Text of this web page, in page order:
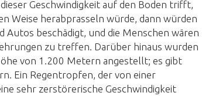
Geschwindigkeit auf den Boden trifft,
Weise herabprasseln würde, dann würden
beschädigt, und die Menschen wären
zu treffen. Darüber hinaus wurden
von 1.200 Metern angestellt; es gibt
Ein Regentropfen, der von einer
sehr zerstörerische Geschwindigkeit